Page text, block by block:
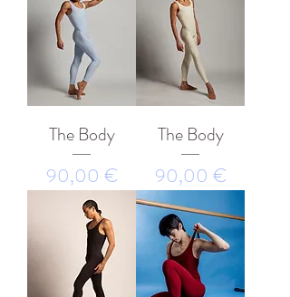
The Body
Prezzo
90,00 €
The Body
Prezzo
90,00 €